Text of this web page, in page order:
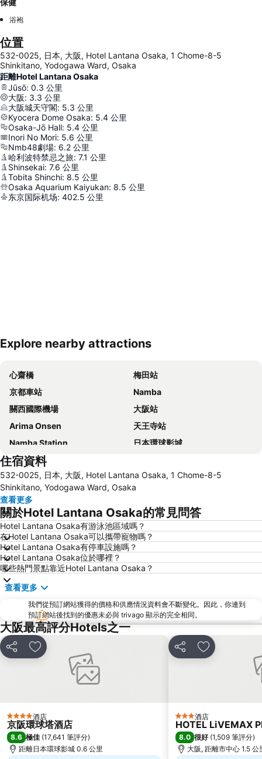
浴袍
位置
532-0025, 日本, 大阪, Hotel Lantana Osaka, 1 Chome-8-5
Shinkitano, Yodogawa Ward, Osaka
距離Hotel Lantana Osaka
Jūsō: 0.3 公里
大阪: 3.3 公里
大阪城天守閣: 5.3 公里
Kyocera Dome Osaka: 5.4 公里
Osaka-Jō Hall: 5.4 公里
Inori No Mori: 5.6 公里
Nmb48劇場: 6.2 公里
哈利波特禁忌之旅: 7.1 公里
Shinsekai: 7.6 公里
Tobita Shinchi: 8.5 公里
Osaka Aquarium Kaiyukan: 8.5 公里
东京国际机场: 402.5 公里
展開地圖
Explore nearby attractions
心齋橋
梅田站
京都車站
Namba
關西國際機場
大阪站
Arima Onsen
天王寺站
Namba Station
日本環球影城
道頓崛
神戶三宮車站
Namba City
心齋橋站
新大阪站
大阪城
道頓堀
嵐山竹林
大阪國際機場
清水寺
Rinku Town Station
Yodoyabashi Station
Osaka City Air Terminal
奈良車站
Nipponbashi Station
三宮車站
Kitahama Station
Osaka Castle
大阪京瓷巨蛋
Rinku Premium Outlets
Namba Parks
Kyoto Tower
Kyoto International Conference Center
Hankyu Umeda Honten
住宿資料
532-0025, 日本, 大阪, Hotel Lantana Osaka, 1 Chome-8-5
Shinkitano, Yodogawa Ward, Osaka
查看更多
關於Hotel Lantana Osaka的常見問答
Hotel Lantana Osaka有游泳池區域嗎？
在Hotel Lantana Osaka可以攜帶寵物嗎？
Hotel Lantana Osaka有停車設施嗎？
Hotel Lantana Osaka位於哪裡？
哪些熱門景點靠近Hotel Lantana Osaka？
查看更多
我們從預訂網站獲得的價格和供應情況資料會不斷變化。因此，你連到
預訂網站後找到的優惠未必與 trivago 顯示的完全相同。
大阪最高評分Hotels之一
分享 放到收藏夾
4 星級 酒店
京阪環球塔酒店
8.6 極佳 (17,641 筆評分)
距離日本環球影城 0.6 公里
分享 放到收藏夾
3 星級酒店
HOTEL LiVEMAX
8.0 很好 (1,509 筆評分)
大阪, 距離市中心 1.5 公